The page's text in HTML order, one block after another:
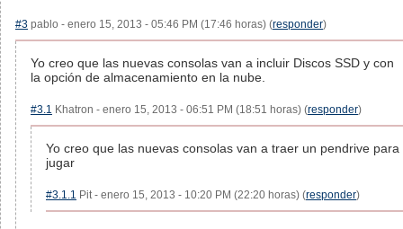
#3 pablo - enero 15, 2013 - 05:46 PM (17:46 horas) (responder)
Yo creo que las nuevas consolas van a incluir Discos SSD y con
la opción de almacenamiento en la nube.
#3.1 Khatron - enero 15, 2013 - 06:51 PM (18:51 horas) (responder)
Yo creo que las nuevas consolas van a traer un pendrive para
jugar
#3.1.1 Pit - enero 15, 2013 - 10:20 PM (22:20 horas) (responder)